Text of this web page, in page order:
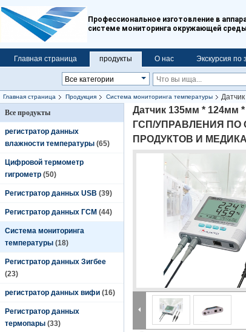
Профессиональное изготовление в
системе мониторинга окружающей среды
Главная страница продукты О нас Экскурсия по
Главная страница Продукция Система мониторинга температуры
УПРАВЛЕНИЯ ПО САНИТАРНОМУ НАДЗОРУ ЗА КАЧЕСТВОМ
Все продукты
регистратор данных
влажности температуры (65)
Цифровой термометр
гигрометр (50)
Регистратор данных USB (39)
Регистратор данных ГСМ (44)
Система мониторинга
температуры (18)
Регистратор данных Зигбее
(23)
регистратор данных вифи (16)
Регистратор данных
термопары (33)
Датчик 135мм * 124мм
ГСП/УПРАВЛЕНИЯ
ПРОДУКТОВ И